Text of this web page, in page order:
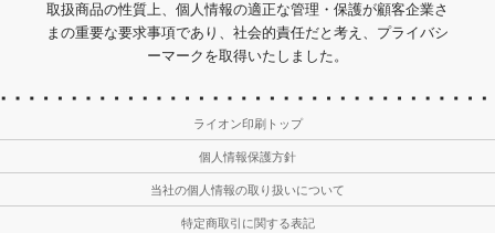
取扱商品の性質上、個人情報の適正な管理・保護が顧客企業さ
まの重要な要求事項であり、社会的責任だと考え、プライバシ
ーマークを取得いたしました。
ライオン印刷トップ
個人情報保護方針
当社の個人情報の取り扱いについて
特定商取引に関する表記